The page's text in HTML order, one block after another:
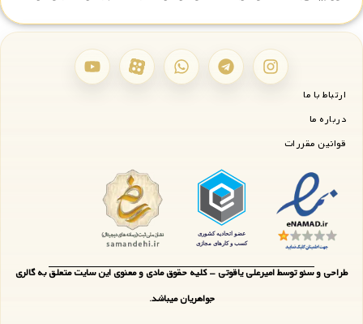
ارتباط با ما
درباره ما
قوانین مقررات
طراحی و سئو توسط امیرعلی یاقوتی - کلیه حقوق مادی و معنوی این سایت متعلق به گالری
جواهریان میباشد.